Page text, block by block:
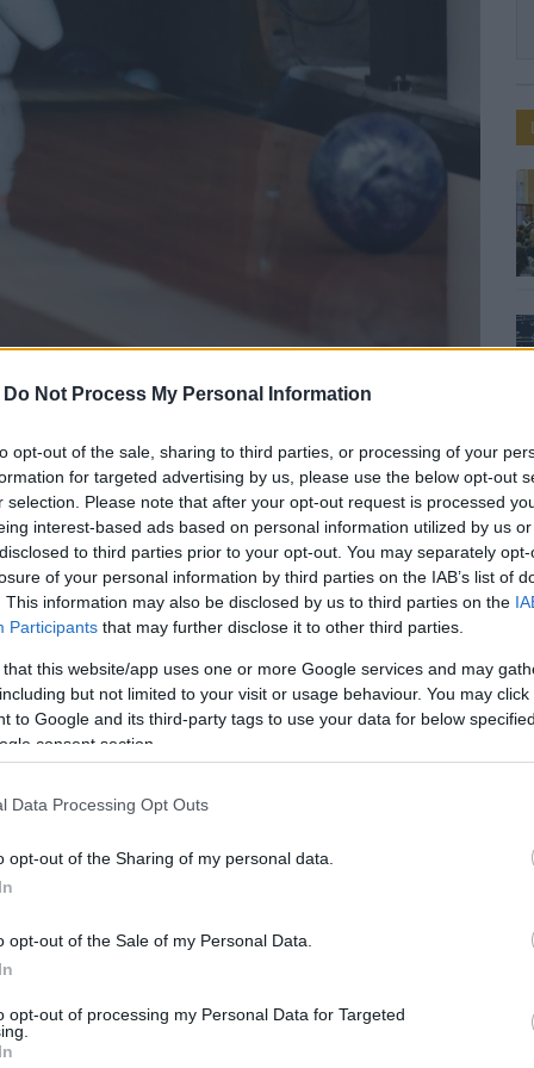
Do Not Process My Personal Information
opt-out of the sale, sharing to third parties, or processing of your
for targeted advertising by us, please use the below opt-out
selection. Please note that after your opt-out request is processed
interest-based ads based on personal information utilized by us
to third parties prior to your opt-out. You may separately
of your personal information by third parties on the IAB’s list of
This information may also be disclosed by us to third parties on the
Participants that may further disclose it to other third parties.
that this website/app uses one or more Google services and may
but not limited to your visit or usage behaviour. You may
to Google and its third-party tags to use your data for below
consent section.
Data Processing Opt Outs
opt-out of the Sharing of my personal data.
opt-out of the Sale of my Personal Data.
opt-out of processing my Personal Data for Targeted
rendezi a teke
2013-ban Zalaegerszeg volt a viadal
meg az eseményt.
22. és június 7. között. A vb versenykiírása
meg a világbajnokságot, majd május 27-től a
el azt, hogy a korábban megrendezett Bajnokok
bizonyíthat. A 2025-ös világverseny
a szervezők a vb helyszínén egy